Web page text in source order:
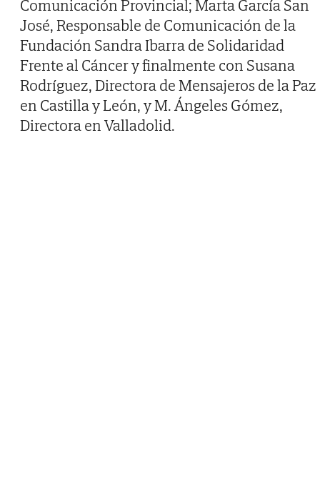
Comunicación Provincial; Marta García San
José, Responsable de Comunicación de la
Fundación Sandra Ibarra de Solidaridad
Frente al Cáncer y finalmente con Susana
Rodríguez, Directora de Mensajeros de la Paz
en Castilla y León, y M. Ángeles Gómez,
Directora en Valladolid.